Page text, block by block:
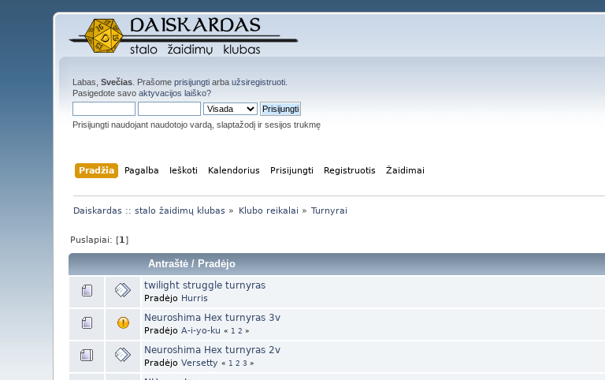
Labas,Svečias . Prašomeprisijungti arbaužsiregistruoti
Pasigedote savoaktyvacijos laiško?
Prisijungti naudojant naudotojo vardą, slaptažodį ir sesijos trukmę
Pradžia Pagalba Ieškoti Kalendorius Prisijungti Registruotis Žaidimai
Daiskardas :: stalo žaidimų klubas » Klubo reikalai » Turnyrai
Puslapiai: [1 ]
Antraštė /Pradėjo
twilight struggle turnyras
Pradėjo Hurris
Neuroshima Hex turnyras 3v
PradėjoA-i-yo-ku « 1 2 »
Neuroshima Hex turnyras 2v
PradėjoVersetty « 1 2 3 »